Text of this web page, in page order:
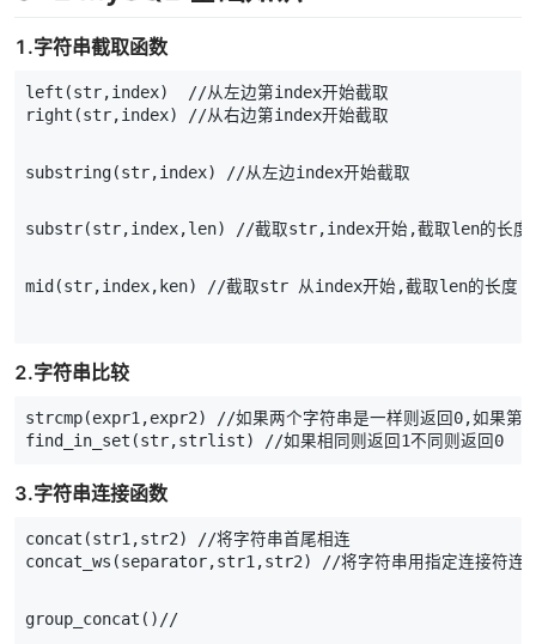
1.字符串截取函数
left (str,index) //从左边第index开始截取
right (str,index) //从右边第index开始截取
substring(str,index) //从左边index开始截取
substr(str,index,len) //截取str,index开始 ,截取len的长度
mid (str,index, ken) //截取str 从index开始 ,截取len的长度
2.字符串比较
strcmp(expr1,expr2) //如果两个字符串是一样则返回0,如果第
find_in_set (str,strlist) //如果相同则返回1不同则返回0
3.字符串连接函数
concat (str1,str2) //将字符串首尾相连
concat_ws (separator,str1,str2) //将字符串用指定连接符连
group_concat () //